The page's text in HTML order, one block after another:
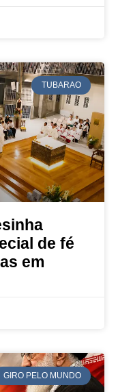
TUBARAO
de fé
em
GIRO PELO MUNDO